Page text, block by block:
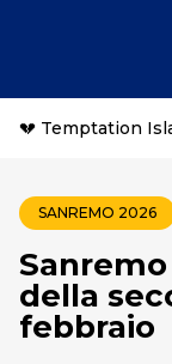
💔 Temptation
SANREMO 2026
della
febbraio